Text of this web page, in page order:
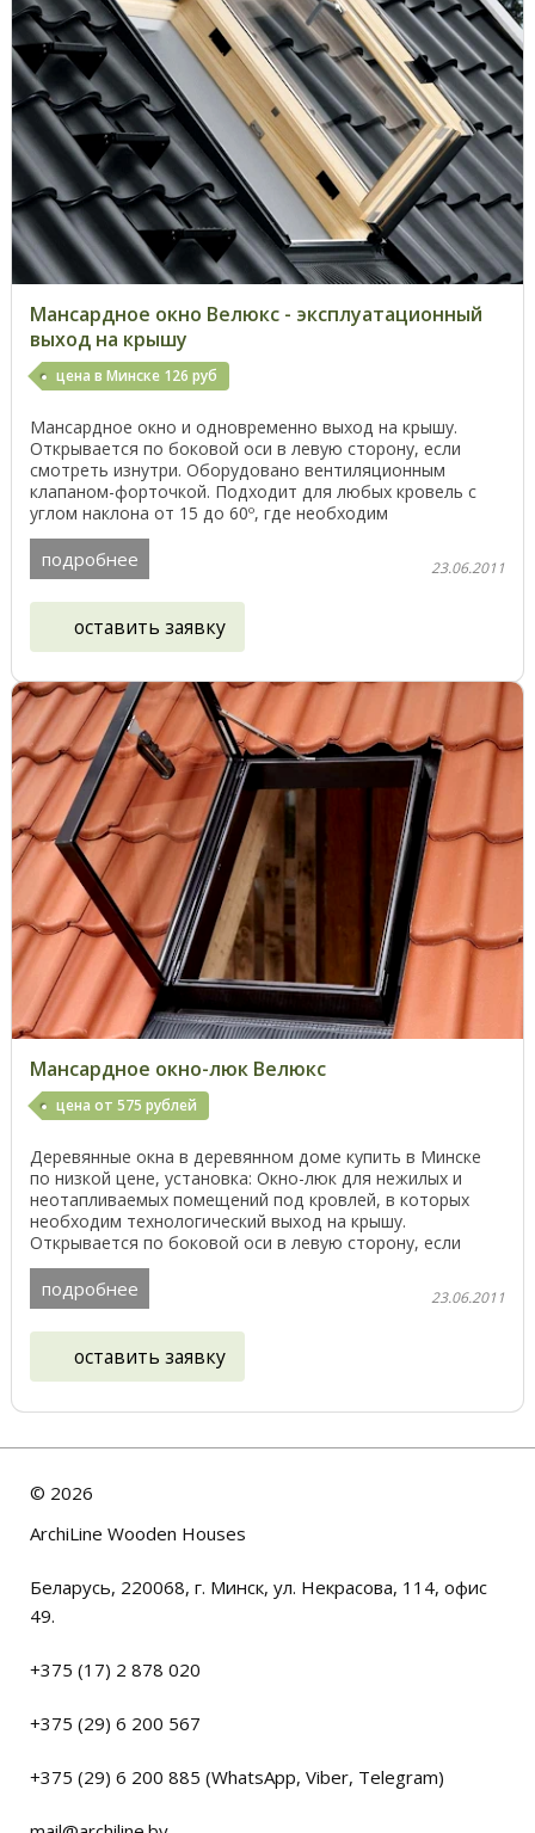
Мансардное окно Велюкс - эксплуатационный
выход на крышу
цена в Минске 126 руб
Мансардное окно и одновременно выход на крышу.
Открывается по боковой оси в левую сторону, если
смотреть изнутри. Оборудовано вентиляционным
клапаном-форточкой. Подходит для любых кровель с
углом наклона от 15 до 60º, где необходим
технологический ...
подробнее 23.06.2011
оставить заявку
Мансардное окно-люк Велюкс
цена от 575 рублей
Деревянные окна в деревянном доме купить в Минске
по низкой цене, установка: Окно-люк для нежилых и
неотапливаемых помещений под кровлей, в которых
необходим технологический выход на крышу.
Открывается по боковой оси в левую сторону, если
смотреть ...
подробнее 23.06.2011
оставить заявку
© 2026
ArchiLine Wooden Houses
Беларусь, 220068, г. Минск, ул. Некрасова, 114, офис
49.
+375 (17) 2 878 020
+375 (29) 6 200 567
+375 (29) 6 200 885 (WhatsApp, Viber, Telegram)